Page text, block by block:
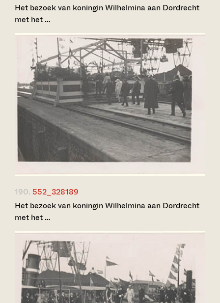
Het bezoek van koningin Wilhelmina aan Dordrecht
met het …
190. 552_328189
Het bezoek van koningin Wilhelmina aan Dordrecht
met het …